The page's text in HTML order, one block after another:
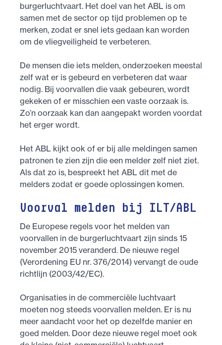
burgerluchtvaart. Het doel van het ABL is om
samen met de sector op tijd problemen op te
merken, zodat er snel iets gedaan kan worden
om de vliegveiligheid te verbeteren.
De mensen die iets melden, onderzoeken meestal
zelf wat er is gebeurd en verbeteren dat waar
nodig. Bij voorvallen die vaak gebeuren, wordt
gekeken of er misschien een vaste oorzaak is.
Zo’n oorzaak kan dan aangepakt worden voordat
het erger wordt.
Het ABL kijkt ook of er bij alle meldingen samen
patronen te zien zijn die een melder zelf niet ziet.
Als dat zo is, bespreekt het ABL dit met de
melders zodat er goede oplossingen komen.
Voorval melden bij ILT/ABL
De Europese regels voor het melden van
voorvallen in de burgerluchtvaart zijn sinds 15
november 2015 veranderd. De nieuwe regel
(Verordening EU nr. 376/2014) vervangt de oude
richtlijn (2003/42/EC).
Organisaties in de commerciële luchtvaart
moeten nog steeds voorvallen melden. Er is nu
meer aandacht voor het op dezelfde manier en
goed melden. Door deze nieuwe regel moet ook